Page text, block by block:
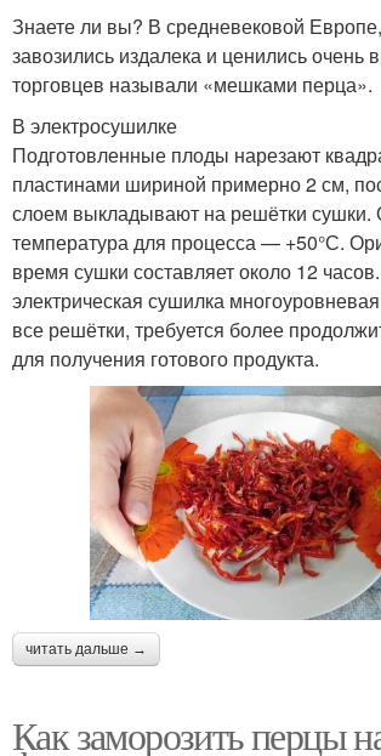
Знаете ли вы? В средневековой
завозились издалека и ценились очень
торговцев называли «мешками перца».
В электросушилке
Подготовленные плоды нарезают
пластинами шириной примерно 2 см,
слоем выкладывают на решётки сушки.
температура для процесса — +50°С.
время сушки составляет около 12
электрическая сушилка
все решётки, требуется более
для получения готового продукта.
читать дальше →
Как заморозить перцы